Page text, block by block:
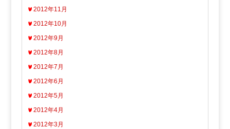
2012年11月
2012年10月
2012年9月
2012年8月
2012年7月
2012年6月
2012年5月
2012年4月
2012年3月